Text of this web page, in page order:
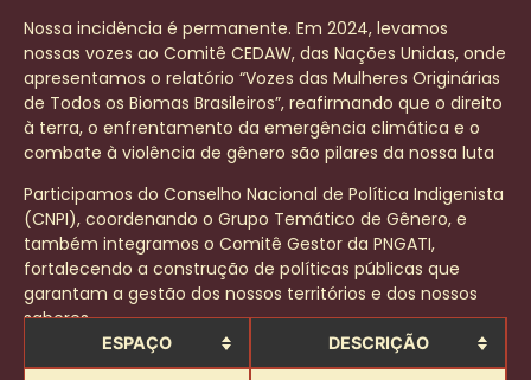
Nossa incidência é permanente. Em 2024, levamos
nossas vozes ao Comitê CEDAW, das Nações Unidas, onde
apresentamos o relatório “Vozes das Mulheres Originárias
de Todos os Biomas Brasileiros”, reafirmando que o direito
à terra, o enfrentamento da emergência climática e o
combate à violência de gênero são pilares da nossa luta
Participamos do Conselho Nacional de Política Indigenista
(CNPI), coordenando o Grupo Temático de Gênero, e
também integramos o Comitê Gestor da PNGATI,
fortalecendo a construção de políticas públicas que
garantam a gestão dos nossos territórios e dos nossos
saberes
ESPAÇO DESCRIÇÃO